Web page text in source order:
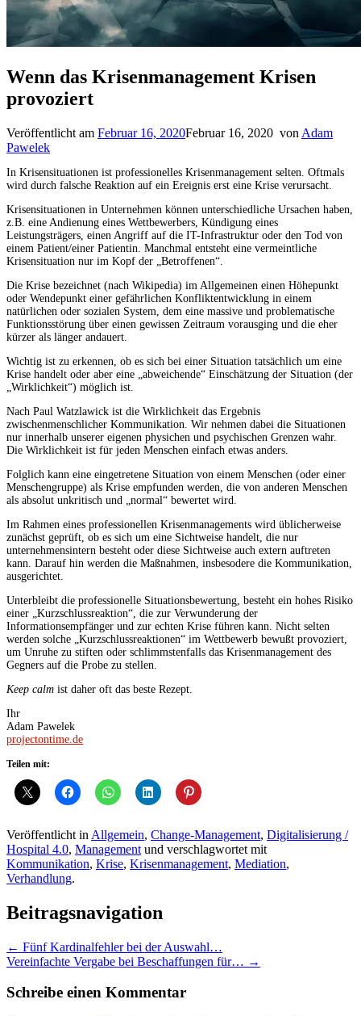
Wenn das Krisenmanagement Krisen
provoziert
Veröffentlicht am Februar 16, 2020Februar 16, 2020 von Adam
Pawelek
In Krisensituationen ist professionelles Krisenmanagement selten. Oftmals
wird durch falsche Reaktion auf ein Ereignis erst eine Krise verursacht.
Krisensituationen in Unternehmen können unterschiedliche Ursachen haben,
z.B. eine Andienung eines Wettbewerbers, Kündigung eines
Leistungsträgers, einen Angriff auf die IT-Infrastruktur oder den Tod von
einem Patient/einer Patientin. Manchmal entsteht eine vermeintliche
Krisensituation nur im Kopf der „Betroffenen“.
Die Krise bezeichnet (nach Wikipedia) im Allgemeinen einen Höhepunkt
oder Wendepunkt einer gefährlichen Konfliktentwicklung in einem
natürlichen oder sozialen System, dem eine massive und problematische
Funktionsstörung über einen gewissen Zeitraum vorausging und die eher
kürzer als länger andauert.
Wichtig ist zu erkennen, ob es sich bei einer Situation tatsächlich um eine
Krise handelt oder aber eine „abweichende“ Einschätzung der Situation (der
„Wirklichkeit“) möglich ist.
Nach Paul Watzlawick ist die Wirklichkeit das Ergebnis
zwischenmenschlicher Kommunikation. Wir nehmen dabei die Situationen
nur innerhalb unserer eigenen physichen und psychischen Grenzen wahr.
Die Wirklichkeit ist für jeden Menschen einfach etwas anders.
Folglich kann eine eingetretene Situation von einem Menschen (oder einer
Menschengruppe) als Krise empfunden werden, die von anderen Menschen
als absolut unkritisch und „normal“ bewertet wird.
Im Rahmen eines professionellen Krisenmanagements wird üblicherweise
zunächst geprüft, ob es sich um eine Sichtweise handelt, die nur
unternehmensintern besteht oder diese Sichtweise auch extern auftreten
kann. Darauf hin werden die Maßnahmen, insbesodere die Kommunikation,
ausgerichtet.
Unterbleibt die professionelle Situationsbewertung, besteht ein hohes Risiko
einer „Kurzschlussreaktion“, die zur Verwunderung der
Informationsempfänger und zur echten Krise führen kann. Nicht selten
werden solche „Kurzschlussreaktionen“ im Wettbewerb bewußt provoziert,
um Unruhe zu stiften oder schlimmstenfalls das Krisenmanagement des
Gegners auf die Probe zu stellen.
Keep calm ist daher oft das beste Rezept.
Ihr
Adam Pawelek
projectontime.de
Teilen mit:
Veröffentlicht in Allgemein, Change-Management, Digitalisierung /
Hospital 4.0, Management und verschlagwortet mit
Kommunikation, Krise, Krisenmanagement, Mediation,
Verhandlung.
Beitragsnavigation
← Fünf Kardinalfehler bei der Auswahl…
Vereinfachte Vergabe bei Beschaffungen für… →
Schreibe einen Kommentar